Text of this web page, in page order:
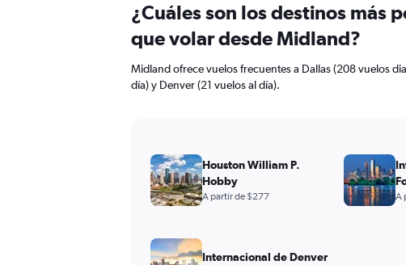
¿Cuáles son los destinos más
que volar desde Midland?
Midland ofrece vuelos frecuentes a Dallas (208 vuelos
día) y Denver (21 vuelos al día).
Houston William P.
Hobby
A partir de $277 A
Internacional de Denver